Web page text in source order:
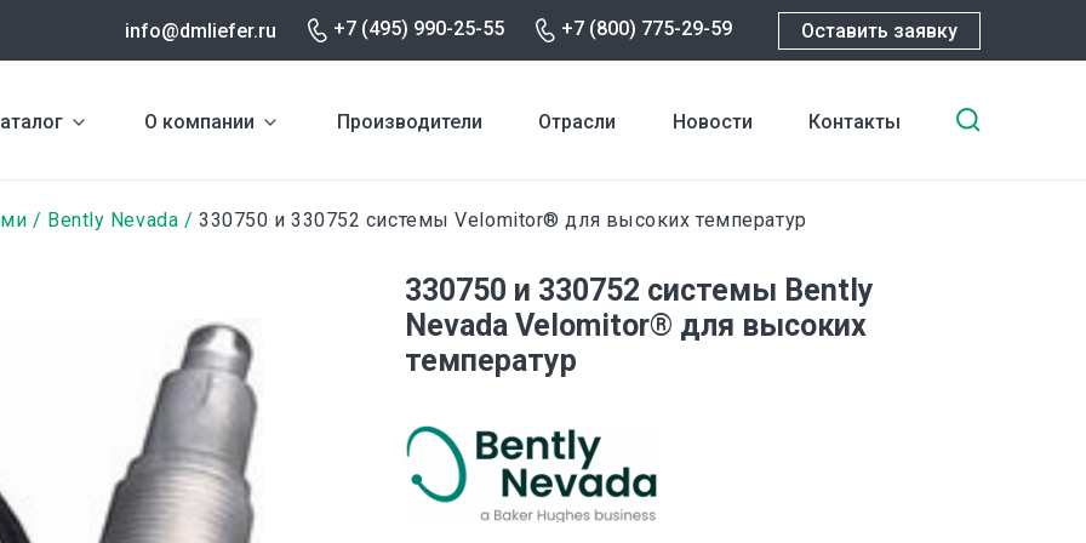
info@dmliefer.ru +7 (495) 990-25-55 +7 (800) 775-29-59 Оставить заявку
О компании Производители Отрасли Новости Контакты
Bently Nevada 330750 и 330752 системы Velomitor® для высоких температур
330750 и 330752 системы Bently
Nevada Velomitor® для высоких
температур